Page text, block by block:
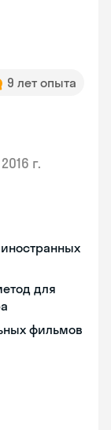
9 лет опыта
2016 г.
для
фильмов